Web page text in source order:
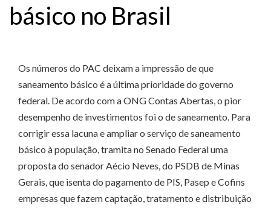
básico no Brasil
Os números do PAC deixam a impressão de que
saneamento básico é a última prioridade do governo
federal. De acordo com a ONG Contas Abertas, o pior
desempenho de investimentos foi o de saneamento. Para
corrigir essa lacuna e ampliar o serviço de saneamento
básico à população, tramita no Senado Federal uma
proposta do senador Aécio Neves, do PSDB de Minas
Gerais, que isenta do pagamento de PIS, Pasep e Cofins
empresas que fazem captação, tratamento e distribuição